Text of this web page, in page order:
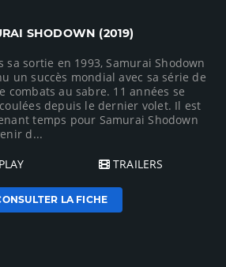
SHODOWN (2019)
sa sortie en 1993, Samurai Shodown
un succès mondial avec sa série de
combats au sabre. 11 années se
depuis le dernier volet. Il est
temps pour Samurai Shodown
d...
TRAILERS
LA FICHE